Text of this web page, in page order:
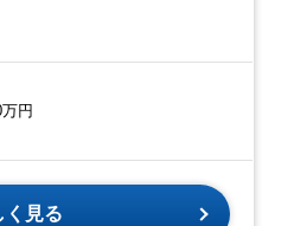
円
く見る